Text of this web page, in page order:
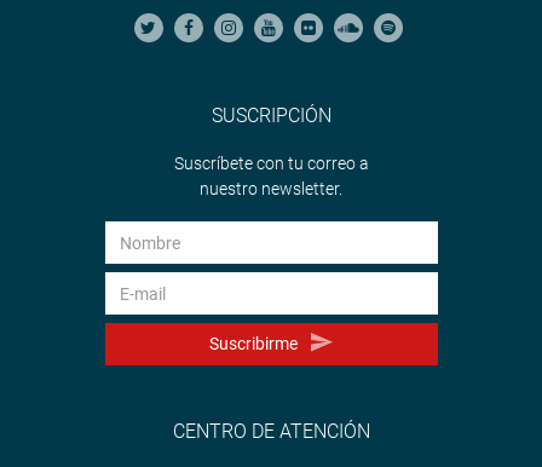
SUSCRIPCIÓN
Suscríbete con tu correo a
nuestro newsletter.
Suscribirme
CENTRO DE ATENCIÓN